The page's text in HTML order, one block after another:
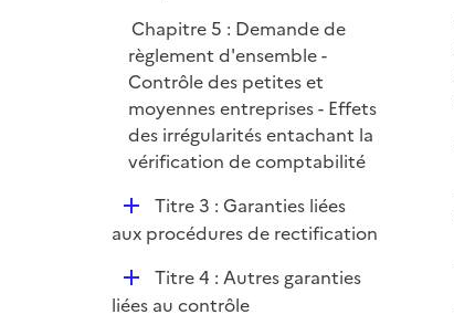
Chapitre 5 : Demande de
règlement d'ensemble -
Contrôle des petites et
moyennes entreprises - Effets
des irrégularités entachant la
vérification de comptabilité
D
é
i
Titre 3 : Garanties liées
aux procédures de rectification
D
é
Titre 4 : Autres garanties
liées au contrôle